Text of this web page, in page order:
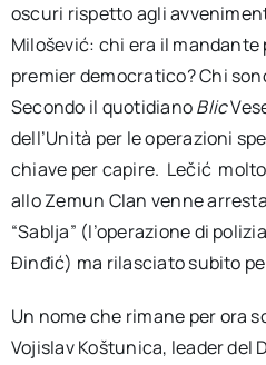
oscuri rispetto agli
Milošević: chi era il mandante
premier democratico? Chi
Secondo il quotidianoBlic
dell’Unità per le operazioni
chiave per capire. Lečić
allo Zemun Clan venne
“Sablja” (l’operazione di
Đinđić) ma rilasciato subito
Un nome che rimane per ora
Vojislav Koštunica, leader del